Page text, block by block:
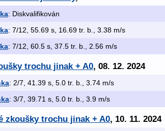
: Diskvalifikován
: 7/12, 55.69 s, 16.69 tr. b., 3.38 m/s
: 7/12, 60.5 s, 37.5 tr. b., 2.56 m/s
trochu jinak + A0, 08. 12. 2024
: 2/7, 41.39 s, 5.0 tr. b., 3.74 m/s
: 3/7, 39.71 s, 5.0 tr. b., 3.9 m/s
zkoušky trochu jinak + A0, 10. 11. 2024